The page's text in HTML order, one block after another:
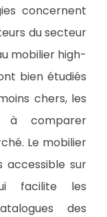
concernent
du secteur
mobilier high-
bien étudiés
chers, les
à comparer
Le mobilier
accessible sur
facilite les
des